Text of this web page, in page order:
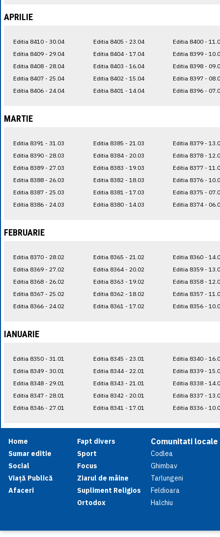
APRILIE
Editia 8410 - 30.04
Editia 8409 - 29.04
Editia 8408 - 28.04
Editia 8407 - 25.04
Editia 8406 - 24.04
Editia 8405 - 23.04
Editia 8404 - 17.04
Editia 8403 - 16.04
Editia 8402 - 15.04
Editia 8401 - 14.04
Editia 8400 -
Editia 8399 -
Editia 8398 -
Editia 8397 -
Editia 8396 -
MARTIE
Editia 8391 - 31.03
Editia 8390 - 28.03
Editia 8389 - 27.03
Editia 8388 - 26.03
Editia 8387 - 25.03
Editia 8386 - 24.03
Editia 8385 - 21.03
Editia 8384 - 20.03
Editia 8383 - 19.03
Editia 8382 - 18.03
Editia 8381 - 17.03
Editia 8380 - 14.03
Editia 8379 -
Editia 8378 -
Editia 8377 -
Editia 8376 -
Editia 8375 -
Editia 8374 -
FEBRUARIE
Editia 8370 - 28.02
Editia 8369 - 27.02
Editia 8368 - 26.02
Editia 8367 - 25.02
Editia 8366 - 24.02
Editia 8365 - 21.02
Editia 8364 - 20.02
Editia 8363 - 19.02
Editia 8362 - 18.02
Editia 8361 - 17.02
Editia 8360 -
Editia 8359 -
Editia 8358 -
Editia 8357 -
Editia 8356 -
IANUARIE
Editia 8350 - 31.01
Editia 8349 - 30.01
Editia 8348 - 29.01
Editia 8347 - 28.01
Editia 8346 - 27.01
Editia 8345 - 23.01
Editia 8344 - 22.01
Editia 8343 - 21.01
Editia 8342 - 20.01
Editia 8341 - 17.01
Editia 8340 -
Editia 8339 -
Editia 8338 -
Editia 8337 -
Editia 8336 -
Home
Sumar editie
Social
Viață Publică
Afaceri
Fapt divers
Sport
Focus
Ziarul de mâine
Supliment Religios
Ortodox
Comunitati locale
Codlea
Ghimbav
Tarlungeni
Feldioara
Halchiu